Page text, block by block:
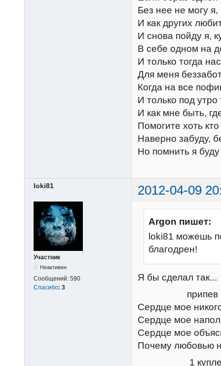
Без нее не могу
И как других
И снова пойду я,
В себе одном на
И только тогда
Для меня
Когда на все
И только под
И как мне быть,
Помогите хоть
Наверно забуду,
Но помнить я
loki81 2012-04-09
Участник
Неактивен
Сообщений: 590
Спасибо: 3
Argon пишет:
loki81 можешь
благодрен!
Я бы сделал так...
припев
Сердце мое
Сердце мое
Сердце мое
Почему любовью
1